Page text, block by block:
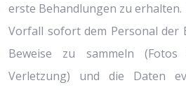
erste Behandlungen zu erhalten.
Vorfall sofort dem Personal der
Beweise zu sammeln
Verletzung) und die Daten